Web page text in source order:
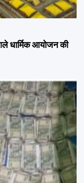
धार्मिक आयोजन की